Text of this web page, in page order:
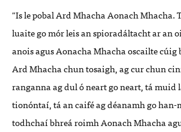
"Is le pobal Ard Mhacha Aonach Mhacha.
luaite go mór leis an spioradáltacht ar an
anois agus Aonacha Mhacha oscailte
Ard Mhacha chun tosaigh, ag cur chun
ranganna ag dul ó neart go neart, tá muid
tionóntaí, tá an caifé ag déanamh go
todhchaí bhreá roimh Aonach Mhacha